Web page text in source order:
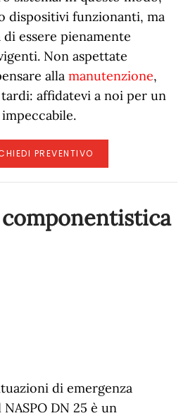
dispositivi funzionanti, ma
essere pienamente
Non aspettate
alla manutenzione,
affidatevi a noi per un
PREVENTIVO
di emergenza
DN 25 è un